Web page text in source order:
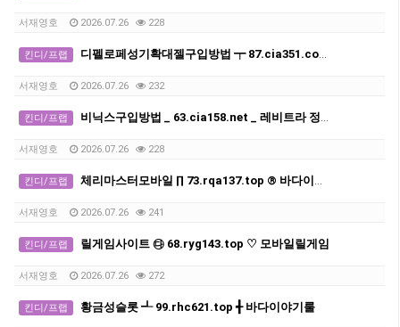
서재영호 2026.07.26 228
킨디/프랩 디펠로페성기확대젤구입방법 ┯ 87.cia351.com ┯ 조루방지제후불제
서재영호 2026.07.26 232
킨디/프랩 비닉스구입방법 _ 63.cia158.net _ 레비트라 정품 구입
서재영호 2026.07.26 228
킨디/프랩 체리마스터모바일 ∏ 73.rqa137.top ® 바다이야기
서재영호 2026.07.26 241
킨디/프랩 릴게임사이트 ㉰ 68.ryg143.top ♡ 모바일릴게임
서재영호 2026.07.26 272
킨디/프랩 황금성슬롯 ┹ 99.rhc621.top ╉ 바다이야기룰